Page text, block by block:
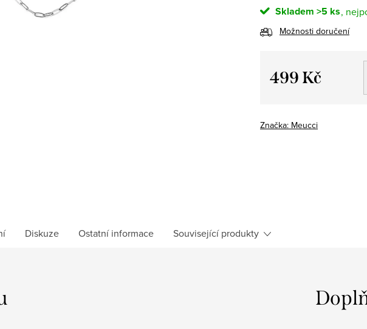
Skladem >5 ks
Možnosti doručení
499 Kč
Značka: Meucci
Diskuze Ostatní informace Související produkty